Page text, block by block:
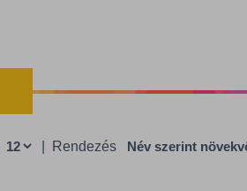
Rendezés